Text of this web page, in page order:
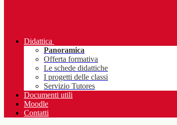
Didattica
Panoramica
Offerta formativa
Le schede didattiche
I progetti delle classi
Servizio Tutores
Documenti utili
Moodle
Contatti